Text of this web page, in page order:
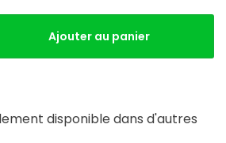
Ajouter au panier
disponible dans d'autres